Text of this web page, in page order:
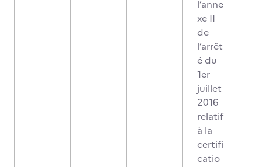
l’anne
xe II
de
l’arrêt
é du
1er
juillet
2016
relatif
à la
certifi
catio